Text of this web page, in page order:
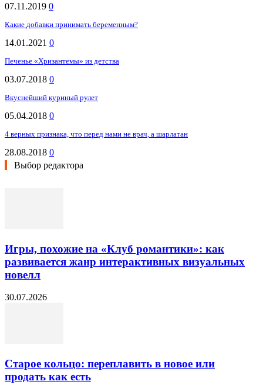
07.11.2019 0
Какие добавки принимать беременным?
14.01.2021 0
Печенье «Хризантемы» из детства
03.07.2018 0
Вкуснейший куриный рулет
05.04.2018 0
4 верных признака, что перед нами не врач, а шарлатан
28.08.2018 0
Выбор редактора
Игры, похожие на «Клуб романтики»: как
развивается жанр интерактивных визуальных
новелл
30.07.2026
Старое кольцо: переплавить в новое или
продать как есть